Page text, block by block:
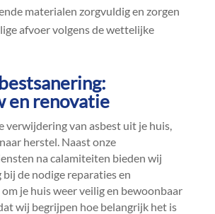
materialen zorgvuldig en zorgen
afvoer volgens de wettelijke
en renovatie
verwijdering van asbest uit je huis,
herstel.​ Naast onze
na calamiteiten bieden wij
de nodige reparaties en
je huis weer veilig en bewoonbaar
wij begrijpen hoe belangrijk het is